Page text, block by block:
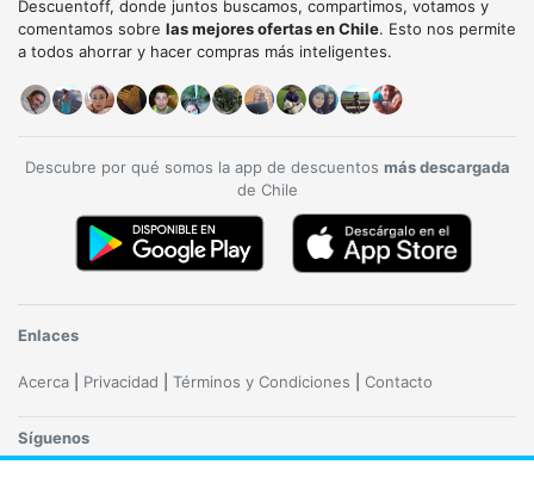
Descuentoff, donde juntos buscamos, compartimos, votamos y
comentamos sobre las mejores ofertas en Chile. Esto nos permite
a todos ahorrar y hacer compras más inteligentes.
Descubre por qué somos la app de descuentos más descargada
de Chile
Enlaces
Acerca Privacidad Términos y Condiciones Contacto
Síguenos